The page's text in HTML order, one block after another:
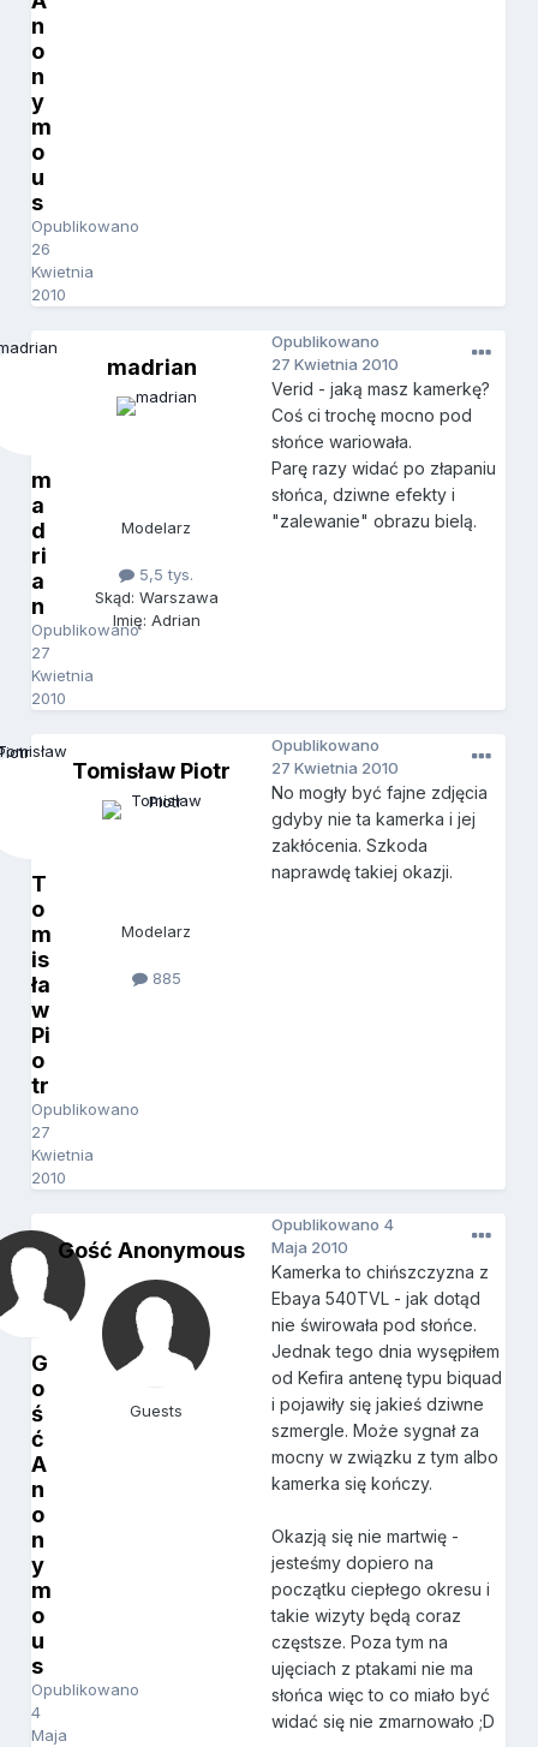
n
o
n
y
m
o
u
s
Opublikowano
26
Kwietnia
2010
m
a
d
ri
a
n
Opublikowano
27
Kwietnia
2010
madrian
Modelarz
5,5 tys.
Skąd: Warszawa
Imię: Adrian
Opublikowano
27 Kwietnia 2010
Verid - jaką masz kamerkę?
Coś ci trochę mocno pod
słońce wariowała.
Parę razy widać po złapaniu
słońca, dziwne efekty i
"zalewanie" obrazu bielą.
T
o
m
is
ła
w
Pi
o
tr
Opublikowano
27
Kwietnia
2010
Tomisław Piotr
Modelarz
885
Opublikowano
27 Kwietnia 2010
No mogły być fajne zdjęcia
gdyby nie ta kamerka i jej
zakłócenia. Szkoda
naprawdę takiej okazji.
G
o
ś
ć
A
n
o
n
y
m
o
u
s
Opublikowano
4
Maja
Gość Anonymous
Guests
Opublikowano 4
Maja 2010
Kamerka to chińszczyzna z
Ebaya 540TVL - jak dotąd
nie świrowała pod słońce.
Jednak tego dnia wysępiłem
od Kefira antenę typu biquad
i pojawiły się jakieś dziwne
szmergle. Może sygnał za
mocny w związku z tym albo
kamerka się kończy.
Okazją się nie martwię -
jesteśmy dopiero na
początku ciepłego okresu i
takie wizyty będą coraz
częstsze. Poza tym na
ujęciach z ptakami nie ma
słońca więc to co miało być
widać się nie zmarnowało ;D